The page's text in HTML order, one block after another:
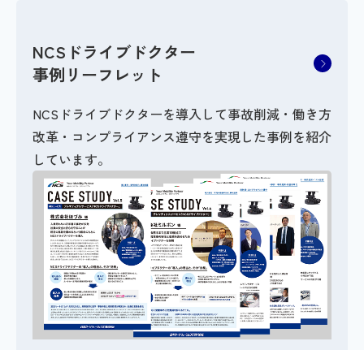
NCSドライブドクター
事例リーフレット
NCSドライブドクターを導入して事故削減・働き方
改革・コンプライアンス遵守を実現した事例を紹介
しています。